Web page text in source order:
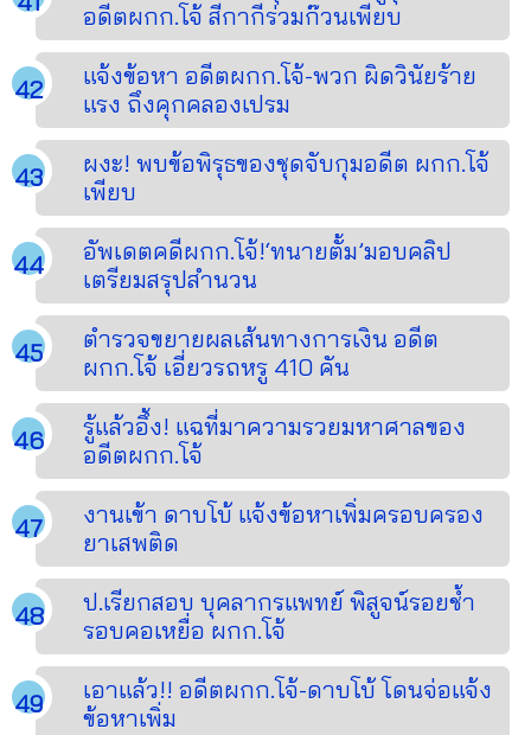
อดีตผกก.โจ้ สีกากีร่วมก๊วนเพียบ
แจ้งข้อหา อดีตผกก.โจ้-พวก ผิดวินัยร้าย
แรง ถึงคุกคลองเปรม
ผงะ! พบข้อพิรุธของชุดจับกุมอดีต ผกก.โจ้
เพียบ
อัพเดตคดีผกก.โจ้!‘ทนายตั้ม’มอบคลิป
เตรียมสรุปสำนวน
ตำรวจขยายผลเส้นทางการเงิน อดีต
ผกก.โจ้ เอี่ยวรถหรู 410 คัน
รู้แล้วอึ้ง! แฉที่มาความรวยมหาศาลของ
อดีตผกก.โจ้
งานเข้า ดาบโบ้ แจ้งข้อหาเพิ่มครอบครอง
ยาเสพติด
ป.เรียกสอบ บุคลากรแพทย์ พิสูจน์รอยช้ำ
รอบคอเหยื่อ ผกก.โจ้
เอาแล้ว!! อดีตผกก.โจ้-ดาบโบ้ โดนจ่อแจ้ง
ข้อหาเพิ่ม